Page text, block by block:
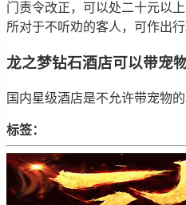
门责令改正，可以处二十元以
所对于不听劝的客人，可作出行
龙之梦钻石酒店可以带宠物
国内星级酒店是不允许带宠物
标签：